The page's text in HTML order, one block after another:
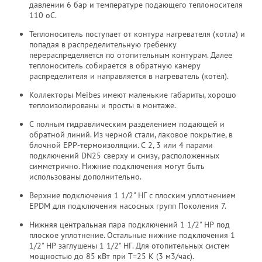
давлении 6 бар и температуре подающего теплоносителя
110 оС.
Теплоноситель поступает от контура нагревателя (котла) и
попадая в распределительную гребенку
перераспределяется по отопительным контурам. Далее
теплоноситель собирается в обратную камеру
распределителя и направляется в нагреватель (котёл).
Коллекторы Meibes имеют маленькие габариты, хорошо
теплоизолированы и просты в монтаже.
С полным гидравлическим разделением подающей и
обратной линий. Из черной стали, лаковое покрытие, в
блочной EPP-термоизоляции. С 2, 3 или 4 парами
подключений DN25 сверху и снизу, расположенных
симметрично. Нижние подключения могут быть
использованы дополнительно.
Верхние подключения 1 1/2" НГ с плоским уплотнением
EPDM для подключения насосных групп Поколения 7.
Нижняя центральная пара подключений 1 1/2" НР под
плоское уплотнение. Остальные нижние подключения 1
1/2" НР заглушены 1 1/2" НГ. Для отопительных систем
мощностью до 85 кВт при Т=25 К (3 м3/час).